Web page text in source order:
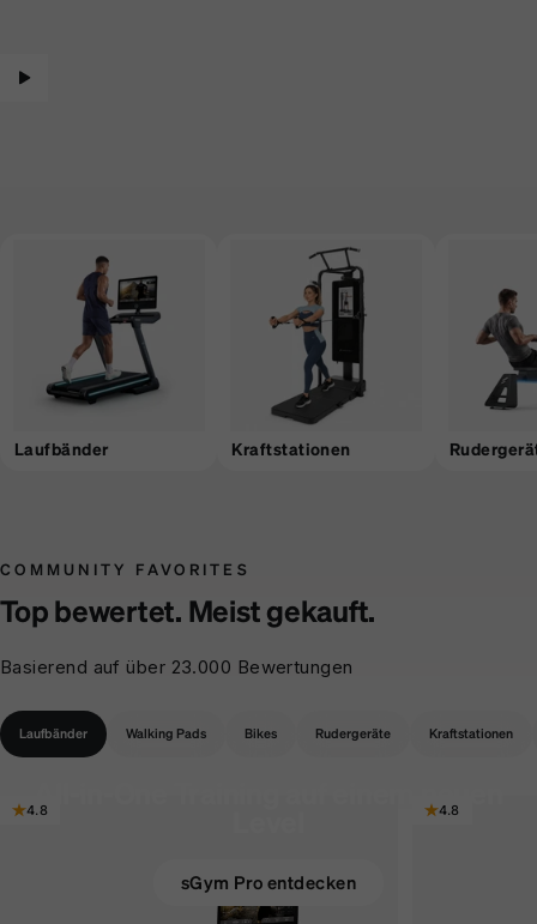
sGym Pro entdecken
Laufbänder Kraftstationen
COMMUNITY FAVORITES
Top bewertet. Meist gekauft.
Basierend auf über 23.000 Bewertungen
Laufbänder Walking Pads Bikes Rudergeräte Kraftstationen
4.8 4.8